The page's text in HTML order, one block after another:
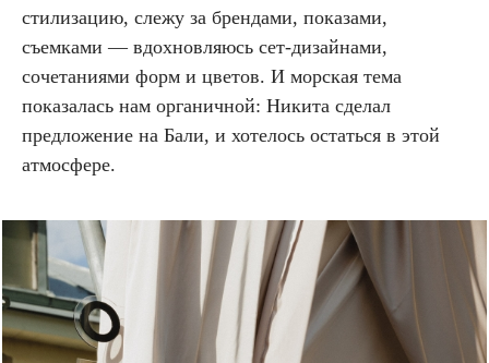
стилизацию, слежу за брендами, показами,
съемками — вдохновляюсь сет-дизайнами,
сочетаниями форм и цветов. И морская тема
показалась нам органичной: Никита сделал
предложение на Бали, и хотелось остаться в этой
атмосфере.